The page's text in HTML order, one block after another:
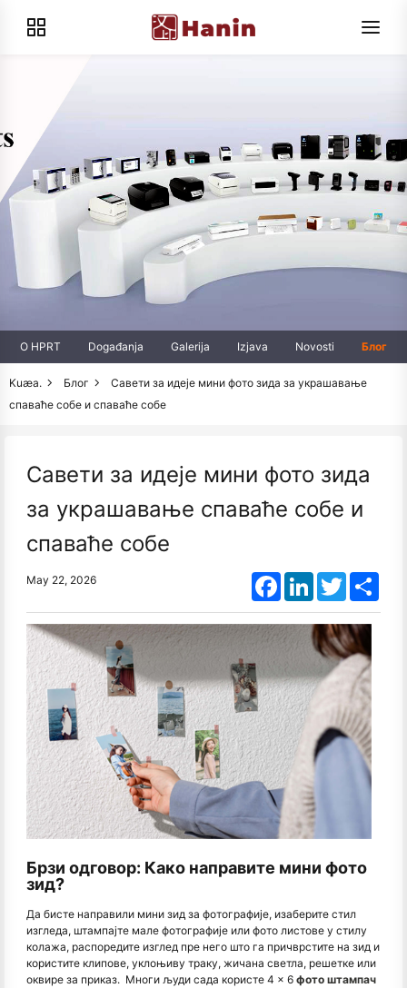
O HPRT Događanja Galerija Izjava Novosti Блог
Kuæa. Блог
Савети за идеје мини фото зида за украшавање
спаваће собе и спаваће собе
Савети за идеје мини фото зида
за украшавање спаваће собе и
спаваће собе
May 22, 2026 FacebookLinkedInTwitter
Брзи одговор: Како направите мини фото
зид?
Да бисте направили мини зид за фотографије, изаберите стил
изгледа, штампајте мале фотографије или фото листове у стилу
колажа, распоредите изглед пре него што га причврстите на зид и
користите клипове, уклоњиву траку, жичана светла, решетке или
оквире за приказ. Многи људи сада користе 4 × 6 фото штампач